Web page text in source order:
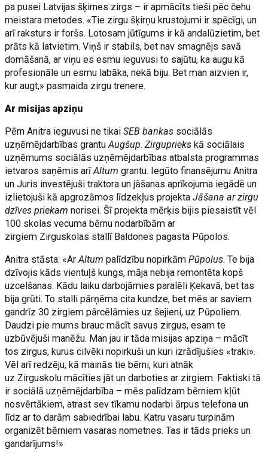
pa pusei Latvijas šķirnes zirgs – ir apmācīts tieši pēc čehu
meistara metodes. «Tie zirgu šķirņu krustojumi ir spēcīgi, un
arī raksturs ir foršs. Lotosam jūtīgums ir kā andalūzietim, bet
prāts kā latvietim. Viņš ir stabils, bet nav smagnējs savā
domāšanā, ar viņu es esmu ieguvusi to sajūtu, ka augu kā
profesionāle un esmu labāka, nekā biju. Bet man aizvien ir,
kur augt,» pasmaida zirgu trenere.
Ar misijas apziņu
Pērn Anitra ieguvusi ne tikaiSEB bankas sociālās
uzņēmējdarbības grantuAugšup.Zirgupriekskā sociālais
uzņēmums sociālās uzņēmējdarbības atbalsta programmas
ietvaros saņēmis arīAltumgrantu. Iegūto finansējumu Anitra
un Juris investējuši traktora un jāšanas aprīkojuma iegādē un
izlietojuši kā apgrozāmos līdzekļus projektaJāšana ar zirgu
dzīves priekam norisei. Šī projekta mērķis bijis piesaistīt vēl
100 skolas vecuma bērnu nodarbībām ar
zirgiem Zirguskolas stallī Baldones pagasta Pūpolos.
Anitra stāsta: «ArAltumpalīdzību nopirkāmPūpolus. Te bija
dzīvojis kāds vientuļš kungs, māja nebija remontēta kopš
uzcelšanas. Kādu laiku darbojāmies paralēli Ķekavā, bet tas
bija grūti. To stalli pārņēma cita kundze, bet mēs ar saviem
gandrīz 30 zirgiem pārcēlāmies uz šejieni, uz Pūpoliem.
Daudzi pie mums brauc mācīt savus zirgus, esam te
uzbūvējuši manēžu. Man jau ir tāda misijas apziņa – mācīt
tos zirgus, kurus cilvēki nopirkuši un kuri izrādījušies «traki».
Vēl arī redzēju, kā mainās tie bērni, kuri atnāk
uz Zirguskolu mācīties jāt un darboties ar zirgiem. Faktiski tā
ir sociālā uzņēmējdarbība – mēs palīdzam bērniem kļūt
nosvērtākiem, atrast sev tīkamu nodarbi ārpus telefona un
līdz ar to darām sabiedrībai labu. Katru vasaru turpinām
organizēt bērniem vasaras nometnes. Tas ir tāds prieks un
gandarījums!»